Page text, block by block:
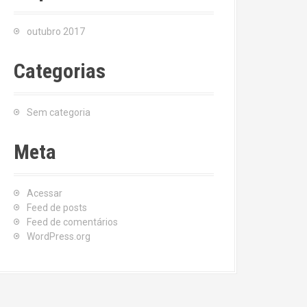
outubro 2017
Categorias
Sem categoria
Meta
Acessar
Feed de posts
Feed de comentários
WordPress.org